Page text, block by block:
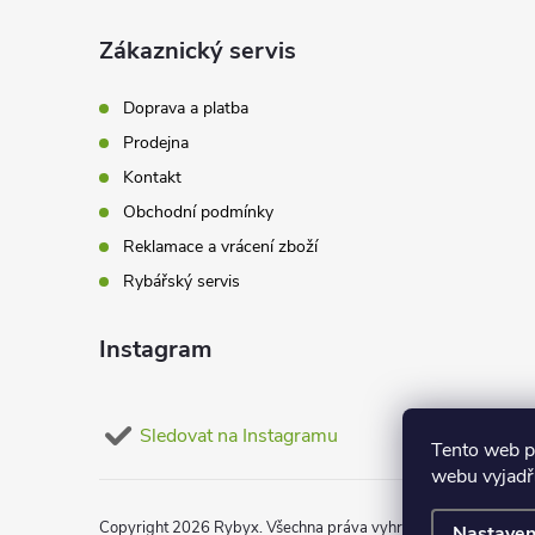
Tento web
webu
Zákaznický servis
Doprava a platba
Prodejna
Kontakt
Obchodní podmínky
Reklamace a vrácení zboží
Rybářský servis
Instagram
Sledovat na Instagramu
Copyright 2026 Rybyx. Všechna práva vyhrazena. Upravit